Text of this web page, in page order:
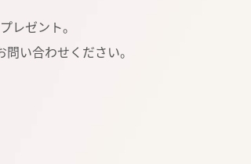
レゼント。
い合わせください。